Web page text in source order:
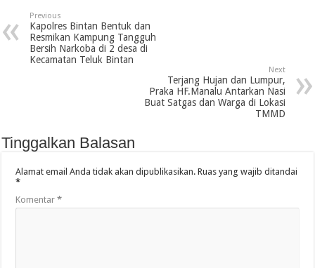
Previous
Kapolres Bintan Bentuk dan
Resmikan Kampung Tangguh
Bersih Narkoba di 2 desa di
Kecamatan Teluk Bintan
Next
Terjang Hujan dan Lumpur,
Praka HF.Manalu Antarkan Nasi
Buat Satgas dan Warga di Lokasi
TMMD
Tinggalkan Balasan
Alamat email Anda tidak akan dipublikasikan. Ruas yang wajib ditandai
*
Komentar*